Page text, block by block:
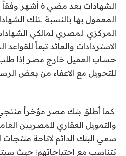
الشهادات بعد
المعمول بها بالنسبة لتلك
المركزي المصري لمالكي
الاستردادات والعائد تبعاً
حساب العميل خارج مصر إذا
للتحويل مع الاعفاء من بعض
كما أطلق بنك مصر مؤخراً
والتمويل العقاري للمصريين
سعي البنك الدائم لإتاحة
تتناسب مع احتياجاتهم؛ حيث